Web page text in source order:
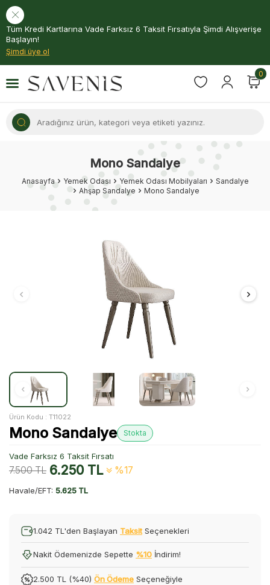
Tüm Kredi Kartlarına Vade Farksız 6 Taksit Fırsatıyla Şimdi Alışverişe
Başlayın!
Şimdi üye ol
0
Mono Sandalye
Anasayfa Yemek Odası Yemek Odası Mobilyaları
Sandalye
Ahşap Sandalye
Mono Sandalye
Ürün Kodu : T11022
Mono Sandalye Stokta
Vade Farksız 6 Taksit Fırsatı
7.500TL 6.250TL %17
Havale/EFT: 5.625 TL
1.042 TL'den Başlayan Taksit Seçenekleri
Nakit Ödemenizde Sepette %10 İndirim!
2.500 TL (%40) Ön Ödeme Seçeneğiyle